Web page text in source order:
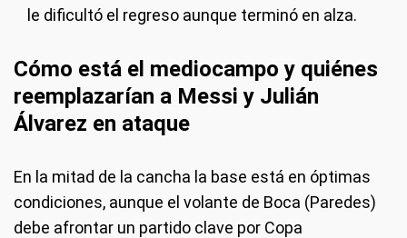
le dificultó el regreso aunque terminó en alza.
Cómo está el mediocampo y quiénes
reemplazarían a Messi y Julián
Álvarez en ataque
En la mitad de la cancha la base está en óptimas
condiciones, aunque el volante de Boca (Paredes)
debe afrontar un partido clave por Copa